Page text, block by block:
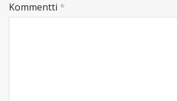
Kommentti *